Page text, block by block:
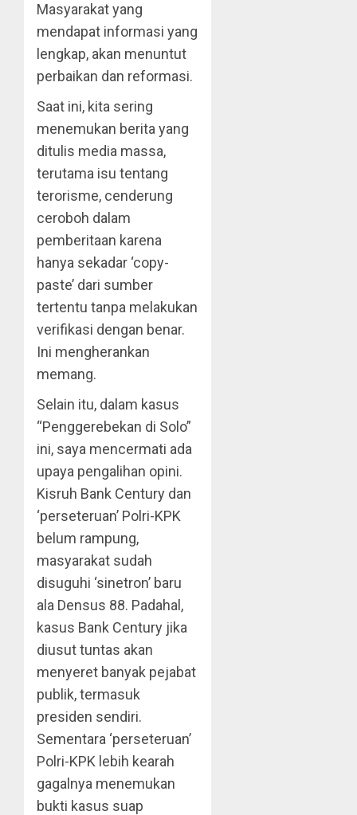
Masyarakat yang
mendapat informasi yang
lengkap, akan menuntut
perbaikan dan reformasi.
Saat ini, kita sering
menemukan berita yang
ditulis media massa,
terutama isu tentang
terorisme, cenderung
ceroboh dalam
pemberitaan karena
hanya sekadar ‘copy-
paste’ dari sumber
tertentu tanpa melakukan
verifikasi dengan benar.
Ini mengherankan
memang.
Selain itu, dalam kasus
“Penggerebekan di Solo”
ini, saya mencermati ada
upaya pengalihan opini.
Kisruh Bank Century dan
‘perseteruan’ Polri-KPK
belum rampung,
masyarakat sudah
disuguhi ‘sinetron’ baru
ala Densus 88. Padahal,
kasus Bank Century jika
diusut tuntas akan
menyeret banyak pejabat
publik, termasuk
presiden sendiri.
Sementara ‘perseteruan’
Polri-KPK lebih kearah
gagalnya menemukan
bukti kasus suap